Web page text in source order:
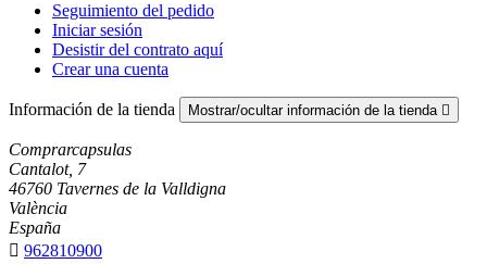
Seguimiento del pedido
Iniciar sesión
Desistir del contrato aquí
Crear una cuenta
Información de la tienda Mostrar/ocultar información de la tienda 
Comprarcapsulas
Cantalot, 7
46760 Tavernes de la Valldigna
València
España
 962810900